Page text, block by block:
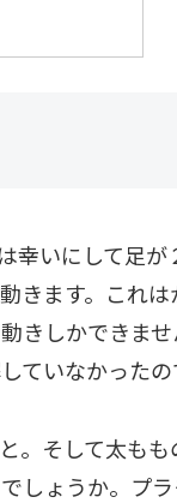
幸いにして足が
きます。これ
きしかできま
ていなかったの
。そして太も
しょうか。プ